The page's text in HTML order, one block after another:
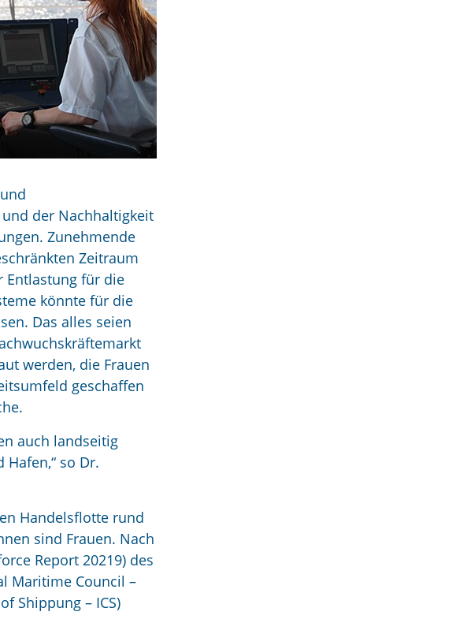
der Nachhaltigkeit
Zunehmende
Zeitraum
Entlastung für die
könnte für die
Das alles seien
werden, die Frauen
geschaffen
auch landseitig
so Dr.
Handelsflotte rund
sind Frauen. Nach
Report 20219) des
Maritime Council –
Shippung – ICS)